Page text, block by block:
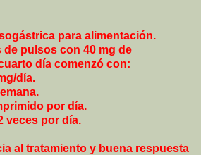
para alimentación.
pulsos con 40 mg de
día comenzó con:
día.
por día.
veces por día.
al tratamiento y buena respuesta